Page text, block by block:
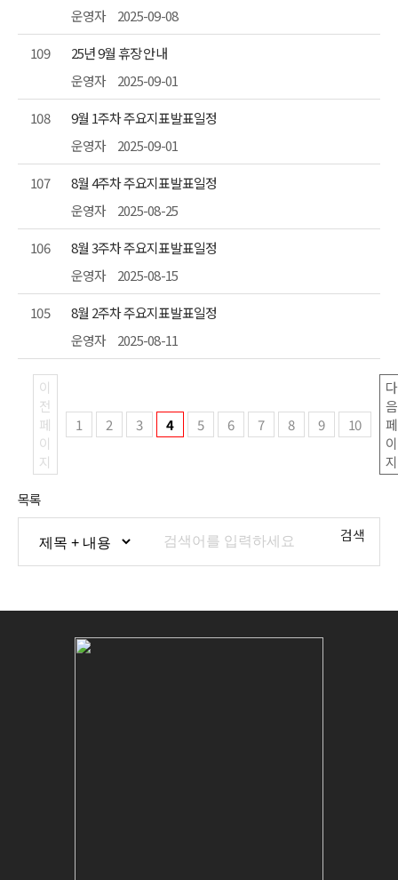
운영자
2025-09-08
109
25년 9월 휴장 안내
운영자
2025-09-01
108
9월 1주차 주요지표발표일정
운영자
2025-09-01
107
8월 4주차 주요지표발표일정
운영자
2025-08-25
106
8월 3주차 주요지표발표일정
운영자
2025-08-15
105
8월 2주차 주요지표발표일정
운영자
2025-08-11
이
전
페
이
지
1 2 3 4 5 6 7 8 9 10
다
음
페
이
지
검색
목록